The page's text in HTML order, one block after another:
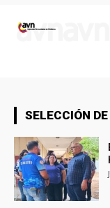
SELECCIÓN DE